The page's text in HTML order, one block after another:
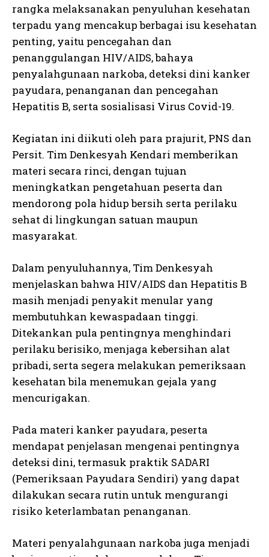
rangka melaksanakan penyuluhan kesehatan
terpadu yang mencakup berbagai isu kesehatan
penting, yaitu pencegahan dan
penanggulangan HIV/AIDS, bahaya
penyalahgunaan narkoba, deteksi dini kanker
payudara, penanganan dan pencegahan
Hepatitis B, serta sosialisasi Virus Covid-19.
Kegiatan ini diikuti oleh para prajurit, PNS dan
Persit. Tim Denkesyah Kendari memberikan
materi secara rinci, dengan tujuan
meningkatkan pengetahuan peserta dan
mendorong pola hidup bersih serta perilaku
sehat di lingkungan satuan maupun
masyarakat.
Dalam penyuluhannya, Tim Denkesyah
menjelaskan bahwa HIV/AIDS dan Hepatitis B
masih menjadi penyakit menular yang
membutuhkan kewaspadaan tinggi.
Ditekankan pula pentingnya menghindari
perilaku berisiko, menjaga kebersihan alat
pribadi, serta segera melakukan pemeriksaan
kesehatan bila menemukan gejala yang
mencurigakan.
Pada materi kanker payudara, peserta
mendapat penjelasan mengenai pentingnya
deteksi dini, termasuk praktik SADARI
(Pemeriksaan Payudara Sendiri) yang dapat
dilakukan secara rutin untuk mengurangi
risiko keterlambatan penanganan.
Materi penyalahgunaan narkoba juga menjadi